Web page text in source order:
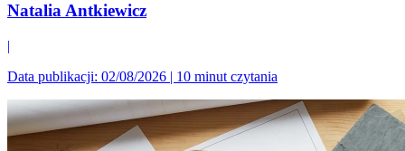
Natalia Antkiewicz
|
Data publikacji: 02/08/2026 | 10 minut czytania